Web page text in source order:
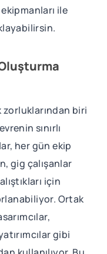
ile
zorluklarından biri
sınırlı
her gün ekip
gig çalışanlar
için
Ortak
gibi